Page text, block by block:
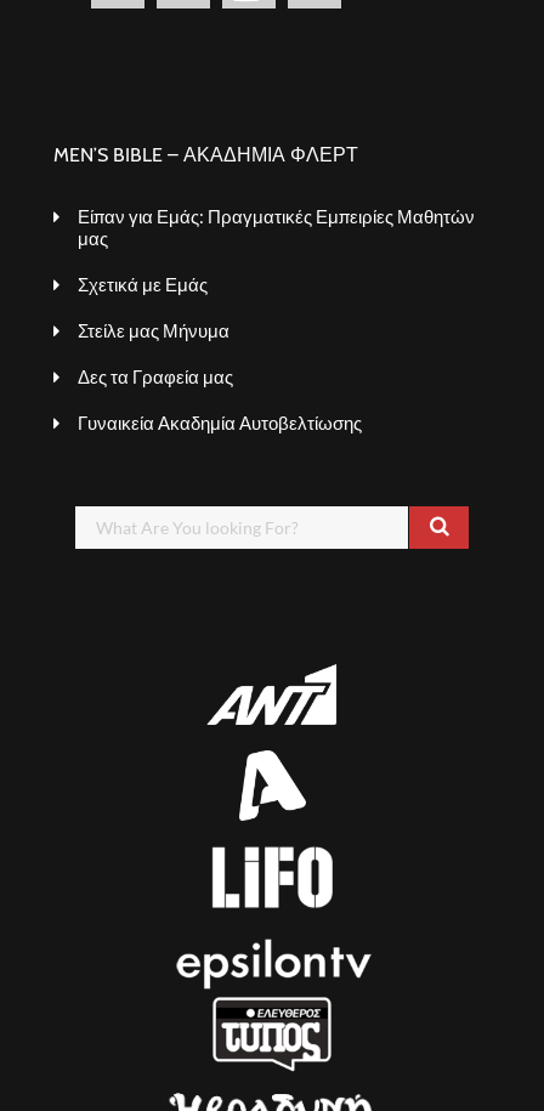
MEN’S BIBLE – ΑΚΑΔΗΜΙΑ ΦΛΕΡΤ
Είπαν για Εμάς: Πραγματικές Εμπειρίες Μαθητών
μας
Σχετικά με Εμάς
Στείλε μας Μήνυμα
Δες τα Γραφεία μας
Γυναικεία Ακαδημία Αυτοβελτίωσης